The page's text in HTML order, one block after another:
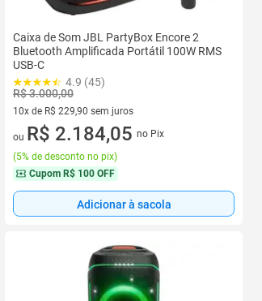
Caixa de Som JBL PartyBox Encore 2
Bluetooth Amplificada Portátil 100W RMS
USB-C
4.9 (45)
R$ 3.000,00
10x de R$ 229,90 sem juros
10 vez de R$ 229,90 sem juros
ou R$ 2.184,05 no Pix
(5% de desconto no pix)
Cupom R$ 100 OFF
Adicionar à sacola